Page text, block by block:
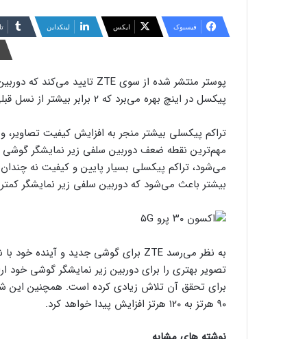
فیسبوک ایکس لینکداین
پیکسل در اینچ بهره می‌برد که ۲ برابر بیشتر از نسل قبلی است.
تراکم پیکسلی بیشتر منجر به افزایش کیفیت
می‌شود، تراکم پیکسلی بسیار پایین و کیفیت نه
بیشتر باعث می‌شود که دوربین سلفی زیر نمایشگر
برای تحقق آن تلاش زیادی کرده است. همچنین این
۹۰ هرتز به ۱۲۰ هرتز افزایش پیدا خواهد کرد.